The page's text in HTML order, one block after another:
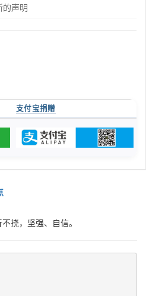
的声明
支付宝捐赠
挠，坚强、自信。